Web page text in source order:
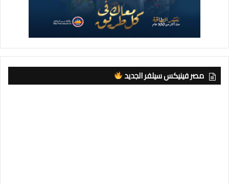
مصر فينيكس سيلفر الجديد